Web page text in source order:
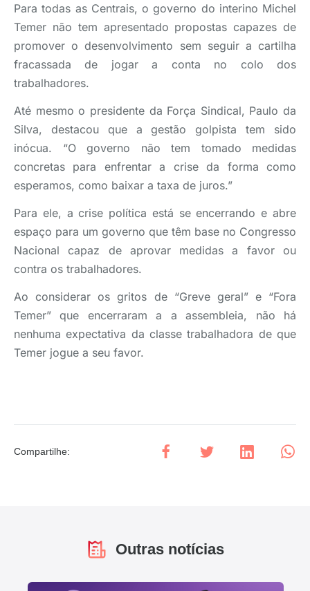
Para todas as Centrais, o governo do interino Michel
Temer não tem apresentado propostas capazes de
promover o desenvolvimento sem seguir a cartilha
fracassada de jogar a conta no colo dos
trabalhadores.
Até mesmo o presidente da Força Sindical, Paulo da
Silva, destacou que a gestão golpista tem sido
inócua. “O governo não tem tomado medidas
concretas para enfrentar a crise da forma como
esperamos, como baixar a taxa de juros.”
Para ele, a crise política está se encerrando e abre
espaço para um governo que têm base no Congresso
Nacional capaz de aprovar medidas a favor ou
contra os trabalhadores.
Ao considerar os gritos de “Greve geral” e “Fora
Temer” que encerraram a a assembleia, não há
nenhuma expectativa da classe trabalhadora de que
Temer jogue a seu favor.
Compartilhe:
Outras notícias